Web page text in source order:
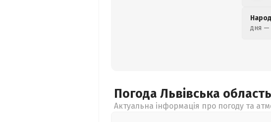
дня —
Погода Львівська область
Актуальна інформація про погоду та